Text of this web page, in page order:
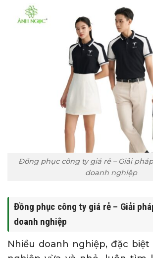
Đồng phục công ty giá rẻ – Giải
doanh nghiệp
Đồng phục công ty giá rẻ – Giải
doanh nghiệp
Nhiều doanh nghiệp, đặc biệt